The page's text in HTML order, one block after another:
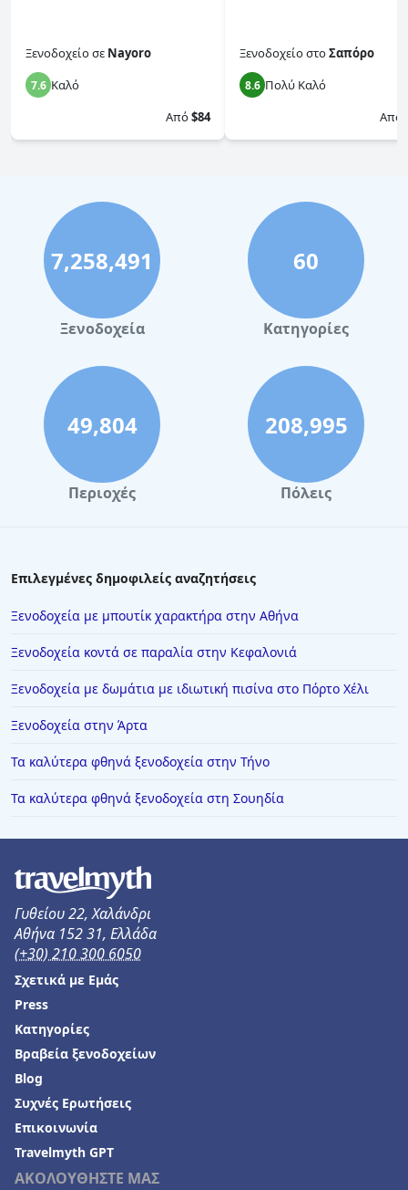
Ξενοδοχείοσε Nayoro
7.6 Καλό
Από$84
ΞενοδοχείοστοΣαπόρο
8.6 Πολύ Καλό
Από
7,258,491
Ξενοδοχεία
60
Κατηγορίες
49,804
Περιοχές
208,995
Πόλεις
Επιλεγμένες δημοφιλείς αναζητήσεις
Ξενοδοχεία με μπουτίκ χαρακτήρα στην Αθήνα
Ξενοδοχεία κοντά σε παραλία στην Κεφαλονιά
Ξενοδοχεία με δωμάτια με ιδιωτική πισίνα στο Πόρτο Χέλι
Ξενοδοχεία στην Άρτα
Τα καλύτερα φθηνά ξενοδοχεία στην Τήνο
Τα καλύτερα φθηνά ξενοδοχεία στη Σουηδία
Γυθείου 22, Χαλάνδρι
Αθήνα 152 31, Ελλάδα
(+30) 210 300 6050
ΑΚΟΛΟΥΘΗΣΤΕ ΜΑΣ
Σχετικά με Εμάς
Press
Κατηγορίες
Βραβεία ξενοδοχείων
Blog
Συχνές Ερωτήσεις
Επικοινωνία
Travelmyth GPT